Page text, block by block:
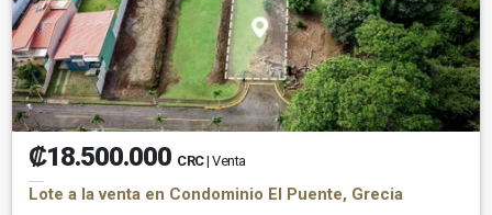
₡18.500.000 CRC| Venta
Lote a la venta en Condominio El Puente, Grecia